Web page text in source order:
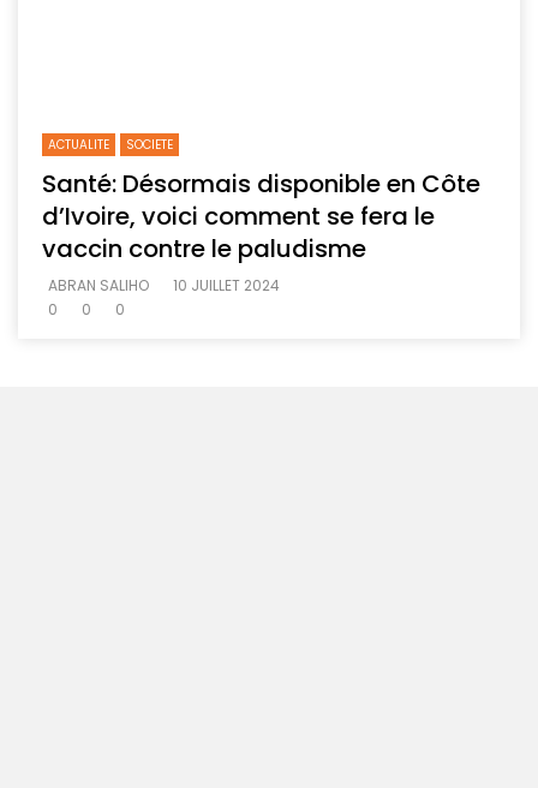
ACTUALITE SOCIETE
Santé: Désormais disponible en Côte
d’Ivoire, voici comment se fera le
vaccin contre le paludisme
ABRAN SALIHO
10 JUILLET 2024
0
0 0